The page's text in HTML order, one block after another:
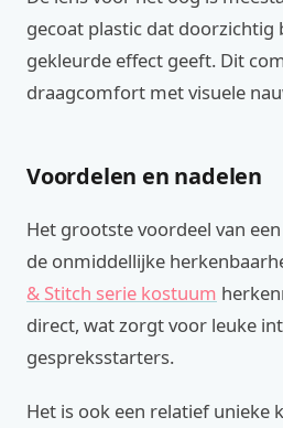
gecoat plastic dat
gekleurde effect geeft. Dit
draagcomfort met visuele
Voordelen en nadelen
Het grootste voordeel van
de onmiddellijke
& Stitch serie kostuum
direct, wat zorgt voor leuke
gespreksstarters.
Het is ook een relatief unieke